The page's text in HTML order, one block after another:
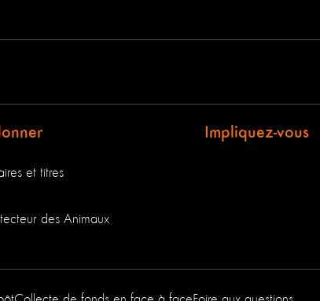
et titres
des Animaux
Impliquez-vous